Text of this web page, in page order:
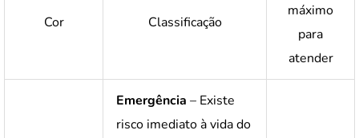
Cor Classificação
máximo
para
atender
Emergência – Existe
risco imediato à vida do